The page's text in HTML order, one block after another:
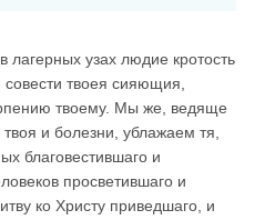
лагерных узах людие кротость
твоея сияющия,
твоему. Мы же, ведяще
и болезни, ублажаем тя,
благовестившаго и
просветившаго и
ко Христу приведшаго, и